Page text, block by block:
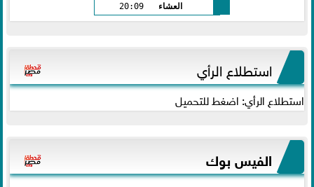
العشاء
20:09
استطلاع الرأي
استطلاع الرأي: اضغط للتحميل
الفيس بوك